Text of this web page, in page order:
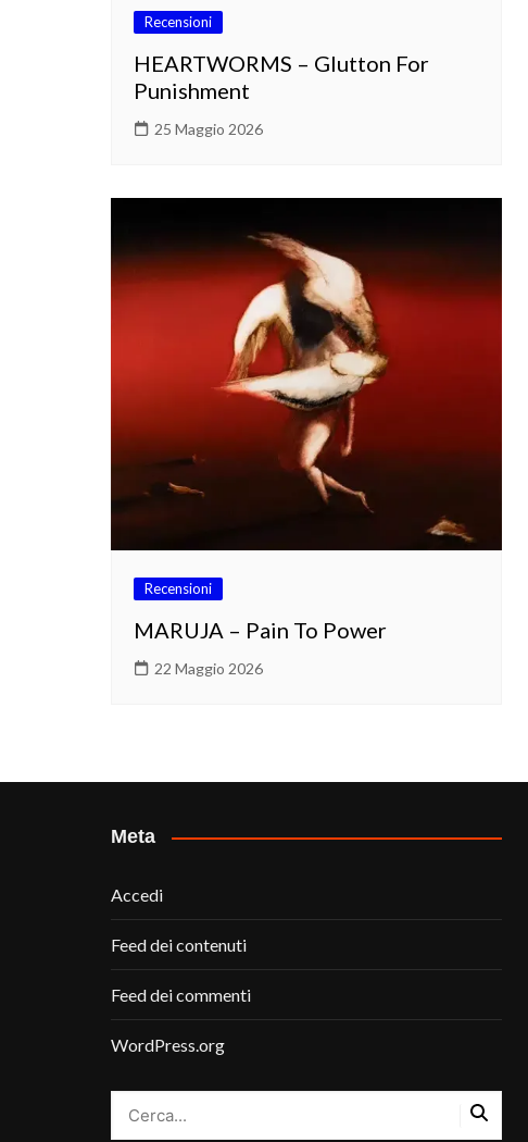
Recensioni
HEARTWORMS – Glutton For
Punishment
25 Maggio 2026
Recensioni
MARUJA – Pain To Power
22 Maggio 2026
Meta
Accedi
Feed dei contenuti
Feed dei commenti
WordPress.org